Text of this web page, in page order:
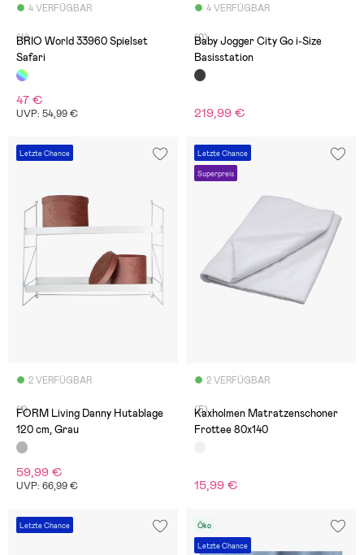
4 VERFÜGBAR
(4)
BRIO World 33960 Spielset
Safari
47 €
UVP: 54,99 €
4 VERFÜGBAR
(0)
Baby Jogger City Go i-Size
Basisstation
219,99 €
Letzte Chance
2 VERFÜGBAR
(1)
FORM Living Danny Hutablage
120 cm, Grau
59,99 €
UVP: 66,99 €
Letzte Chance
Superpreis
2 VERFÜGBAR
(5)
Kaxholmen Matratzenschoner
Frottee 80x140
15,99 €
Letzte Chance Öko
Letzte Chance